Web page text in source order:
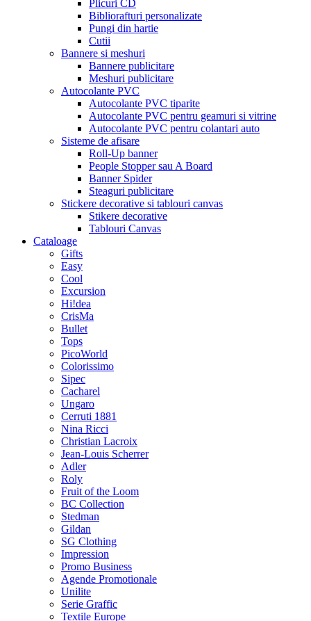
Plicuri CD
Bibliorafturi personalizate
Pungi din hartie
Cutii
Bannere si meshuri
Bannere publicitare
Meshuri publicitare
Autocolante PVC
Autocolante PVC tiparite
Autocolante PVC pentru geamuri si vitrine
Autocolante PVC pentru colantari auto
Sisteme de afisare
Roll-Up banner
People Stopper sau A Board
Banner Spider
Steaguri publicitare
Stickere decorative si tablouri canvas
Stikere decorative
Tablouri Canvas
Cataloage
Gifts
Easy
Cool
Excursion
Hi!dea
CrisMa
Bullet
Tops
PicoWorld
Colorissimo
Sipec
Cacharel
Ungaro
Cerruti 1881
Nina Ricci
Christian Lacroix
Jean-Louis Scherrer
Adler
Roly
Fruit of the Loom
BC Collection
Stedman
Gildan
SG Clothing
Impression
Promo Business
Agende Promotionale
Unilite
Serie Graffic
Textile Europe